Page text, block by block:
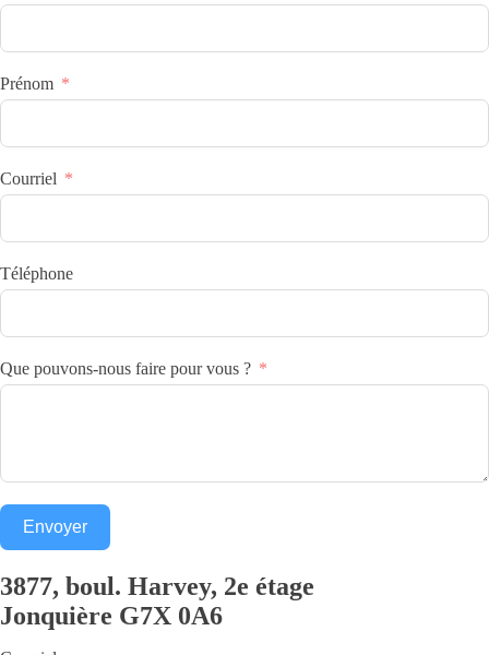
Prénom
Courriel
Téléphone
Que pouvons-nous faire pour vous ?
Envoyer
3877, boul. Harvey, 2e étage
Jonquière G7X 0A6